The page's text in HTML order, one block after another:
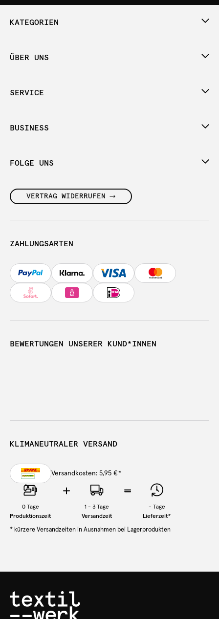
KATEGORIEN
ÜBER UNS
SERVICE
BUSINESS
FOLGE UNS
VERTRAG WIDERRUFEN
ZAHLUNGSARTEN
BEWERTUNGEN UNSERER KUND*INNEN
KLIMANEUTRALER VERSAND
Versandkosten: 5,95 €*
0Tage
Produktionszeit
1 - 3 Tage
Versandzeit
- Tage
Lieferzeit*
* kürzere Versandzeiten in Ausnahmen bei Lagerprodukten